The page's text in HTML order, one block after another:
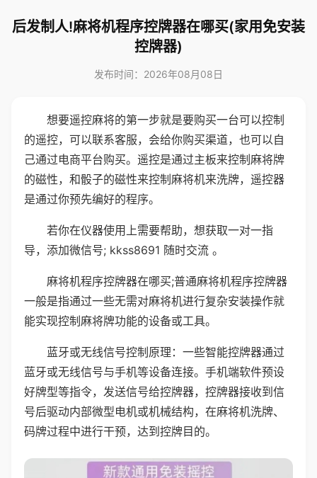
后发制人!麻将机程序控牌器在哪买(家用免安装
控牌器)
发布时间：2026年08月08日
想要遥控麻将的第一步就是要购买一台可以控制
的遥控，可以联系客服，会给你购买渠道，也可以自
己通过电商平台购买。遥控是通过主板来控制麻将牌
的磁性，和骰子的磁性来控制麻将机来洗牌，遥控器
是通过你预先编好的程序。
若你在仪器使用上需要帮助，想获取一对一指
导，添加微信号; kkss8691 随时交流 。
麻将机程序控牌器在哪买;普通麻将机程序控牌器
一般是指通过一些无需对麻将机进行复杂安装操作就
能实现控制麻将牌功能的设备或工具。
蓝牙或无线信号控制原理：一些智能控牌器通过
蓝牙或无线信号与手机等设备连接。手机端软件预设
好牌型等指令，发送信号给控牌器，控牌器接收到信
号后驱动内部微型电机或机械结构，在麻将机洗牌、
码牌过程中进行干预，达到控牌目的。